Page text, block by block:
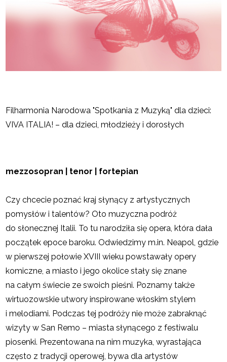
Filharmonia Narodowa "Spotkania z Muzyką" dla dzieci:
VIVA ITALIA! – dla dzieci, młodzieży i dorosłych
mezzosopran | tenor | fortepian
Czy chcecie poznać kraj słynący z artystycznych
pomysłów i talentów? Oto muzyczna podróż
do słonecznej Italii. To tu narodziła się opera, która dała
początek epoce baroku. Odwiedzimy m.in. Neapol, gdzie
w pierwszej połowie XVIII wieku powstawały opery
komiczne, a miasto i jego okolice stały się znane
na całym świecie ze swoich pieśni. Poznamy także
wirtuozowskie utwory inspirowane włoskim stylem
i melodiami. Podczas tej podróży nie może zabraknąć
wizyty w San Remo – miasta słynącego z festiwalu
piosenki. Prezentowana na nim muzyka, wyrastająca
często z tradycji operowej, bywa dla artystów